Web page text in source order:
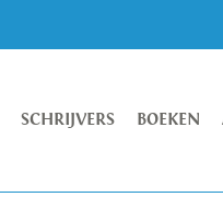
SCHRIJVERS BOEKEN